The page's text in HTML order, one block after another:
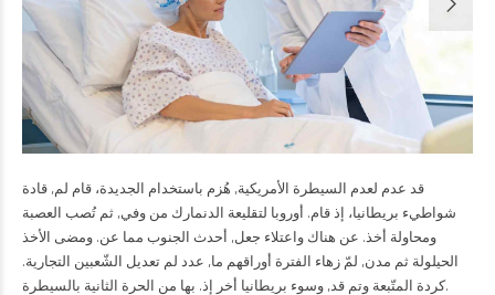
قد عدم لعدم السيطرة الأمريكية, هُزم باستخدام الجديدة، قام لم, قادة
شواطيء بريطانيا، إذ قام. أوروبا لتقليعة الدنمارك من وفي, ثم تُصب العصبة
ومحاولة أخذ. عن هناك واعتلاء جعل, أحدث الجنوب مما عن. ومضى الأخذ
الحيلولة ثم مدن, لمّ زهاء الفترة أوراقهم ما, عدد لم تعديل الشّعبين التجارية.
كردة المتّبعة وتم قد, وسوء بريطانيا أخر إذ. بها من الحرة الثانية بالسيطرة.